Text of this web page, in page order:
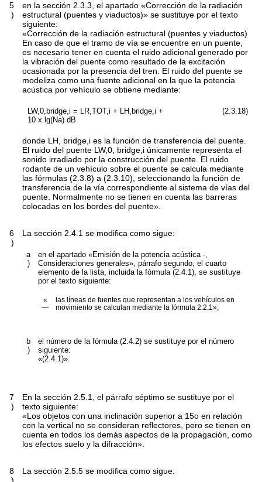
5
)
en la sección 2.3.3, el apartado «Corrección de la radiación
estructural (puentes y viaductos)» se sustituye por el texto
siguiente:
«Corrección de la radiación estructural (puentes y viaductos)
En caso de que el tramo de vía se encuentre en un puente,
es necesario tener en cuenta el ruido adicional generado por
la vibración del puente como resultado de la excitación
ocasionada por la presencia del tren. El ruido del puente se
modeliza como una fuente adicional en la que la potencia
acústica por vehículo se obtiene mediante:
LW,0,bridge,i = L R,TOT,i + L H,bridge,i +
10 x lg(Na) dB
(2.3.18)
donde L H, bridge ,i es la función de transferencia del puente.
El ruido del puente LW,0, bridge ,i únicamente representa el
sonido irradiado por la construcción del puente. El ruido
rodante de un vehículo sobre el puente se calcula mediante
las fórmulas (2.3.8) a (2.3.10), seleccionando la función de
transferencia de la vía correspondiente al sistema de vías del
puente. Normalmente no se tienen en cuenta las barreras
colocadas en los bordes del puente».
6
)
La sección 2.4.1 se modifica como sigue:
a
)
en el apartado «Emisión de la potencia acústica -,
Consideraciones generales», párrafo segundo, el cuarto
elemento de la lista, incluida la fórmula (2.4.1), se sustituye
por el texto siguiente:
«
—
las líneas de fuentes que representan a los vehículos en
movimiento se calculan mediante la fórmula 2.2.1»;
b
)
el número de la fórmula (2.4.2) se sustituye por el número
siguiente:
«(2.4.1)».
7
)
En la sección 2.5.1, el párrafo séptimo se sustituye por el
texto siguiente:
«Los objetos con una inclinación superior a 15o en relación
con la vertical no se consideran reflectores, pero se tienen en
cuenta en todos los demás aspectos de la propagación, como
los efectos suelo y la difracción».
8
La sección 2.5.5 se modifica como sigue: